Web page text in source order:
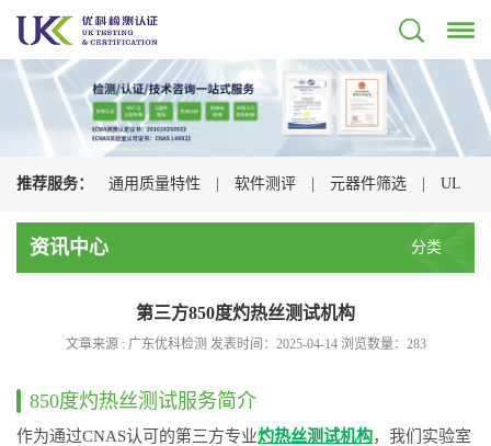
推荐服务： 通用质量特性 | 软件测评 | 元器件筛选 | UL
认证 | CSA认证
资讯中心 分类
第三方850度灼热丝测试机构
文章来源 : 广东优科检测 发表时间：2025-04-14 浏览数量： 283
850度灼热丝测试服务简介
作为通过CNAS认可的第三方专业灼热丝测试机构，我们实验室